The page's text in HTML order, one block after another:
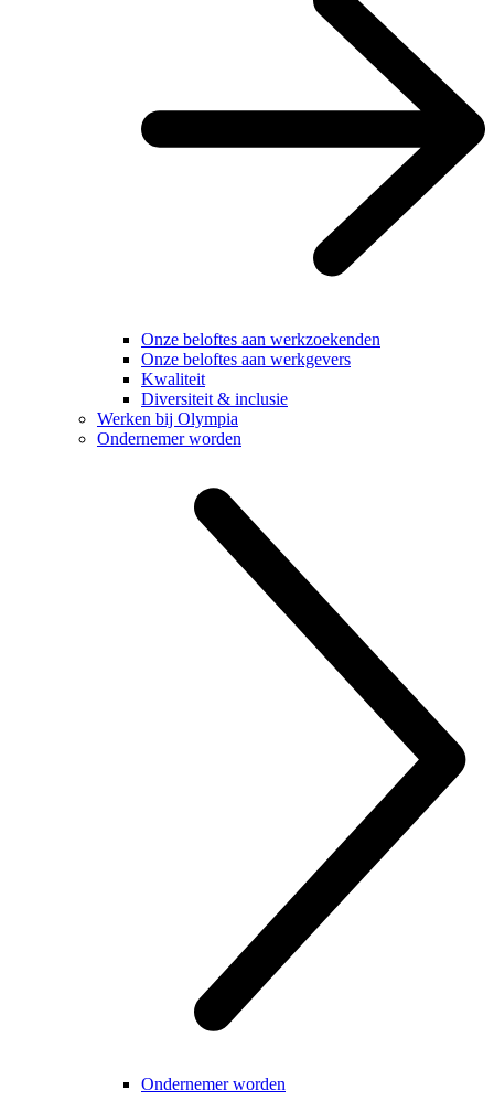
Onze beloftes aan werkzoekenden
Onze beloftes aan werkgevers
Kwaliteit
Diversiteit & inclusie
Werken bij Olympia
Ondernemer worden
Ondernemer worden